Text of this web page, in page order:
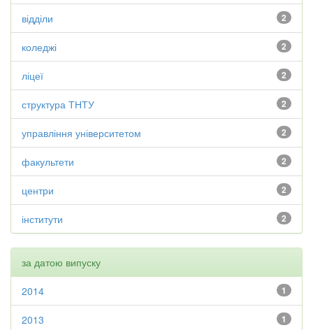
2
відділи
2
коледжі
2
ліцеї
2
структура ТНТУ
2
управління університетом
2
факультети
2
центри
2
інститути
за датою випуску
1
2014
1
2013